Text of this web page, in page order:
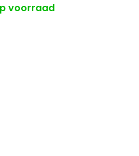
voorraad